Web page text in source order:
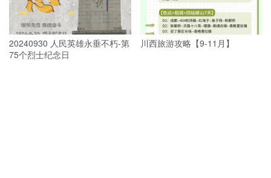
20240930 人民英雄永垂不朽-第
75个烈士纪念日
川西旅游攻略【9-11月】